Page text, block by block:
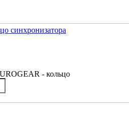
синхронизатора
- кольцо